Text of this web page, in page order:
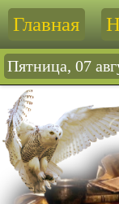
Главная
Пятница, 07